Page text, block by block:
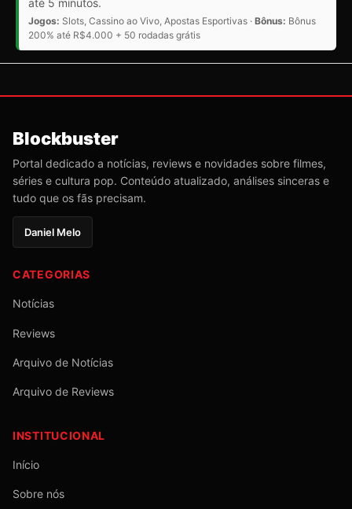
até 5 minutos.
Jogos: Slots, Cassino ao Vivo, Apostas Esportivas · Bônus: Bônus
200% até R$4.000 + 50 rodadas grátis
Blockbuster
Portal dedicado a notícias, reviews e novidades sobre filmes,
séries e cultura pop. Conteúdo atualizado, análises sinceras e
tudo que os fãs precisam.
Daniel Melo
CATEGORIAS
Notícias
Reviews
Arquivo de Notícias
Arquivo de Reviews
INSTITUCIONAL
Início
Sobre nós